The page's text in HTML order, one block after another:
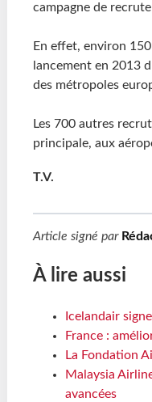
campagne de
En effet, environ
lancement en 2013
des métropoles
Les 700 autres
principale, aux
T.V.
Article signé par
À lire aussi
Icelandair
France :
La Fondation
Malaysia
avancées